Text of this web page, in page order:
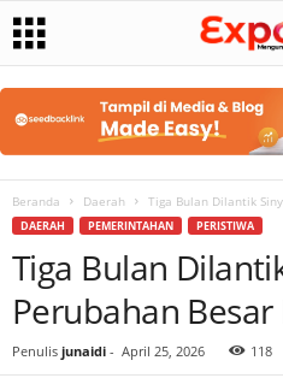
Beranda Daerah Tiga Bulan Dilantik
DAERAH PEMERINTAHAN PERISTIWA
Tiga Bulan
Perubahan
Penulis junaidi - April 25, 2026 118